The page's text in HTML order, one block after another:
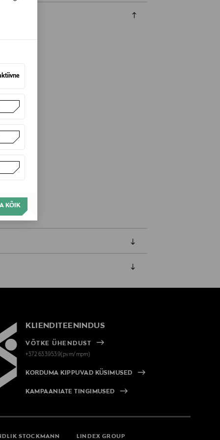
KÕIK
KLIENDITEENINDUS
VÕTKE ÜHENDUST
+372 6339539(pvm/mpm)
KORDUMA KIPPUVAD KÜSIMUSED
KAMPAANIATE TINGIMUSED
STOCKMANN LINDEX GROUP